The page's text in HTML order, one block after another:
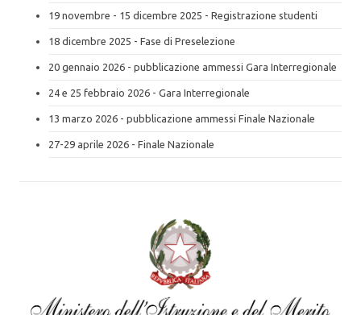
19 novembre - 15 dicembre 2025 - Registrazione studenti
18 dicembre 2025 - Fase di Preselezione
20 gennaio 2026 - pubblicazione ammessi Gara Interregionale
24 e 25 febbraio 2026 - Gara Interregionale
13 marzo 2026 - pubblicazione ammessi Finale Nazionale
27-29 aprile 2026 - Finale Nazionale